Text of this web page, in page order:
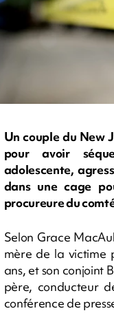
Un couple du New
pour avoir
adolescente,
dans une cage
procureure du
Selon Grace
mère de la victime
ans, et son conjoint
père, conducteur
conférence de